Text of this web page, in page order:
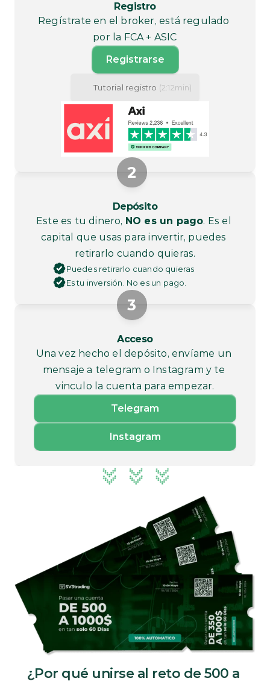
Registro
Regístrate en el broker, está regulado
por la FCA + ASIC
Registrarse
Tutorial registro (2:12min)
Depósito
Este es tu dinero, NO es un pago. Es el
capital que usas para invertir, puedes
retirarlo cuando quieras.
Puedes retirarlo cuando quieras
Es tu inversión. No es un pago.
2
Acceso
Una vez hecho el depósito, envíame un
mensaje a telegram o Instagram y te
vinculo la cuenta para empezar.
Telegram
Instagram
3
¿Por qué unirse al reto de 500 a